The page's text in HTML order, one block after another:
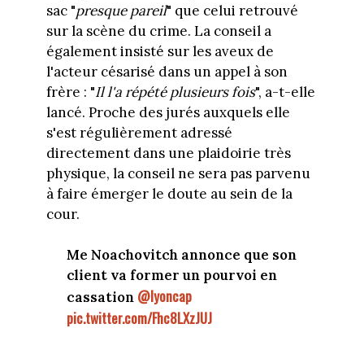
sac "presque pareil" que celui retrouvé
sur la scène du crime. La conseil a
également insisté sur les aveux de
l'acteur césarisé dans un appel à son
frère : "Il l'a répété plusieurs fois", a-t-elle
lancé. Proche des jurés auxquels elle
s'est régulièrement adressé
directement dans une plaidoirie très
physique, la conseil ne sera pas parvenu
à faire émerger le doute au sein de la
cour.
Me Noachovitch annonce que son
client va former un pourvoi en
cassation @lyoncap
pic.twitter.com/Fhc8LXzJUJ